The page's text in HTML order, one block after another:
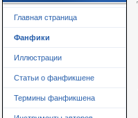
Главная страница
Фанфики
Иллюстрации
Статьи о фанфикшене
Термины фанфикшена